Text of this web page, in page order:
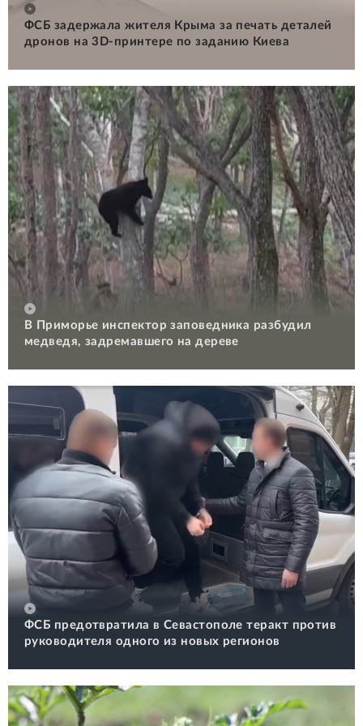
ФСБ задержала жителя Крыма за печать деталей
дронов на 3D-принтере по заданию Киева
В Приморье инспектор заповедника разбудил
медведя, задремавшего на дереве
ФСБ предотвратила в Севастополе теракт против
руководителя одного из новых регионов